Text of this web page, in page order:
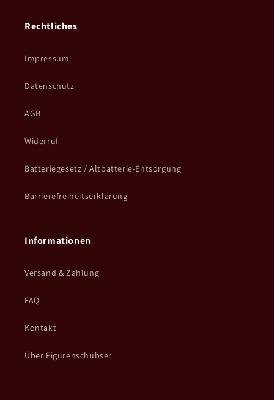
Rechtliches
Impressum
Datenschutz
AGB
Widerruf
Batteriegesetz / Altbatterie-Entsorgung
Barrierefreiheitserklärung
Informationen
Versand & Zahlung
FAQ
Kontakt
Über Figurenschubser